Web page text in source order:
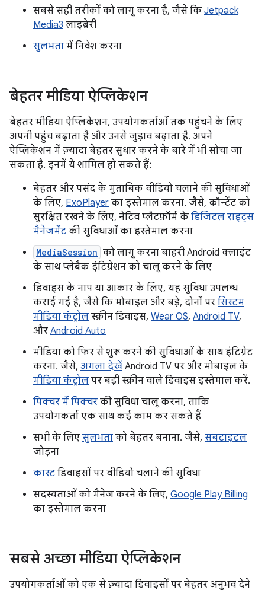
सबसे सही तरीकों को लागू करना है, जैसे कि Jetpack
Media3 लाइब्रेरी
सुलभता में निवेश करना
बेहतर मीडिया ऐप्लिकेशन
बेहतर मीडिया ऐप्लिकेशन, उपयोगकर्ताओं तक पहुंचने के लिए
अपनी पहुंच बढ़ाता है और उनसे जुड़ाव बढ़ाता है. अपने
ऐप्लिकेशन में ज़्यादा बेहतर सुधार करने के बारे में भी सोचा जा
सकता है. इनमें ये शामिल हो सकते हैं:
बेहतर और पसंद के मुताबिक वीडियो चलाने की सुविधाओं
के लिए, ExoPlayer का इस्तेमाल करना. जैसे, कॉन्टेंट को
सुरक्षित रखने के लिए, नेटिव प्लैटफ़ॉर्म के डिजिटल राइट्स
मैनेजमेंट की सुविधाओं का इस्तेमाल करना
MediaSession को लागू करना बाहरी Android क्लाइंट
के साथ प्लेबैक इंटिग्रेशन को चालू करने के लिए
डिवाइस के नाप या आकार के लिए, यह सुविधा उपलब्ध
कराई गई है, जैसे कि मोबाइल और बड़े, दोनों पर सिस्टम
मीडिया कंट्रोल स्क्रीन डिवाइस, Wear OS, Android TV,
और Android Auto
मीडिया को फिर से शुरू करने की सुविधाओं के साथ इंटिग्रेट
करना. जैसे, अगला देखें Android TV पर और मोबाइल के
मीडिया कंट्रोल पर बड़ी स्क्रीन वाले डिवाइस इस्तेमाल करें.
पिक्चर में पिक्चर की सुविधा चालू करना, ताकि
उपयोगकर्ता एक साथ कई काम कर सकते हैं
सभी के लिए सुलभता को बेहतर बनाना. जैसे, सबटाइटल
जोड़ना
कास्ट डिवाइसों पर वीडियो चलाने की सुविधा
सदस्यताओं को मैनेज करने के लिए, Google Play Billing
का इस्तेमाल करना
सबसे अच्छा मीडिया ऐप्लिकेशन
उपयोगकर्ताओं को एक से ज़्यादा डिवाइसों पर बेहतर अनुभव देने